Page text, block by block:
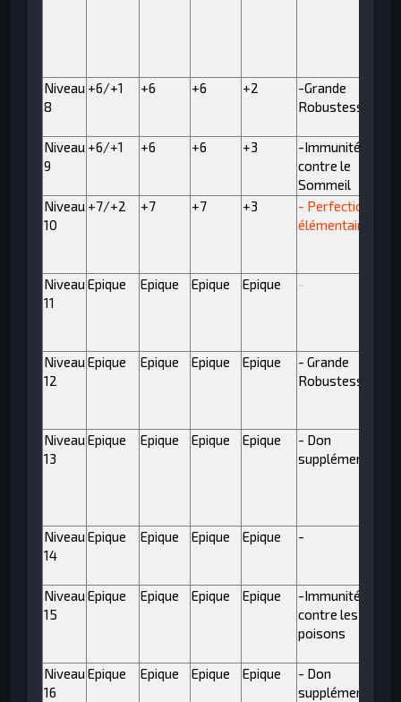
Niveau
8
+6/+1 +6 +6 +2
-Grande
Robustesse II
Niveau
9
+6/+1 +6 +6 +3
-Immunité
contre le
Sommeil
Niveau
10
+7/+2 +7 +7 +3
- Perfection
élémentaire
Niveau
11
Epique Epique Epique Epique -
Niveau
12
Epique Epique Epique Epique
- Grande
Robustesse III
Niveau
13
Epique Epique Epique Epique
- Don
supplémentaire
Niveau
14
Epique Epique Epique Epique -
Niveau
15
Epique Epique Epique Epique
-Immunité
contre les
poisons
Niveau
16
Epique Epique Epique Epique
- Don
supplémentaire,